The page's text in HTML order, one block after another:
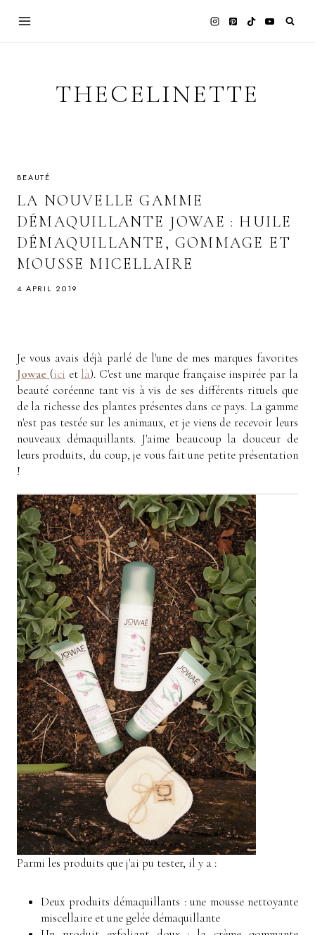
THECELINETTE
BEAUTÉ
LA NOUVELLE GAMME
DÉMAQUILLANTE JOWAE : HUILE
DÉMAQUILLANTE, GOMMAGE ET
MOUSSE MICELLAIRE
4 APRIL 2019
Je vous avais déjà parlé de l'une de mes marques favorites
Jowae (ici et là). C'est une marque française inspirée par la
beauté coréenne tant vis à vis de ses différents rituels que
de la richesse des plantes présentes dans ce pays. La gamme
n'est pas testée sur les animaux, et je viens de recevoir leurs
nouveaux démaquillants. J'aime beaucoup la douceur de
leurs produits, du coup, je vous fait une petite présentation
!
Parmi les produits que j'ai pu tester, il y a :
Deux produits démaquillants : une mousse nettoyante
miscellaire et une gelée démaquillante